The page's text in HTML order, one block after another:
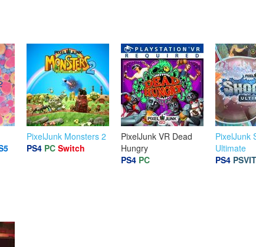
PixelJunk Monsters 2
PS4 PC Switch
PixelJunk VR Dead
Hungry
PS4 PC
PixelJunk
Ultimate
PS4